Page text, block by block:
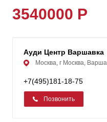
3540000 Р
Ауди Центр Варшавка
Москва, г Москва,
+7(495)181-18-75
Позвонить